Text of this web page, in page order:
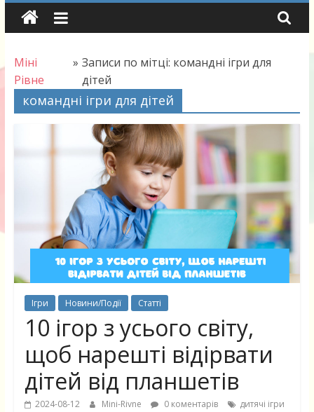
Skip
Міні
Рівне
» Записи по мітці: командні ігри для
дітей
командні ігри для дітей
Ігри Новини/Події Статті
10 ігор з усього світу,
щоб нарешті відірвати
дітей від планшетів
2024-08-12 Mini-Rivne 0 коментарів
дитячі ігри